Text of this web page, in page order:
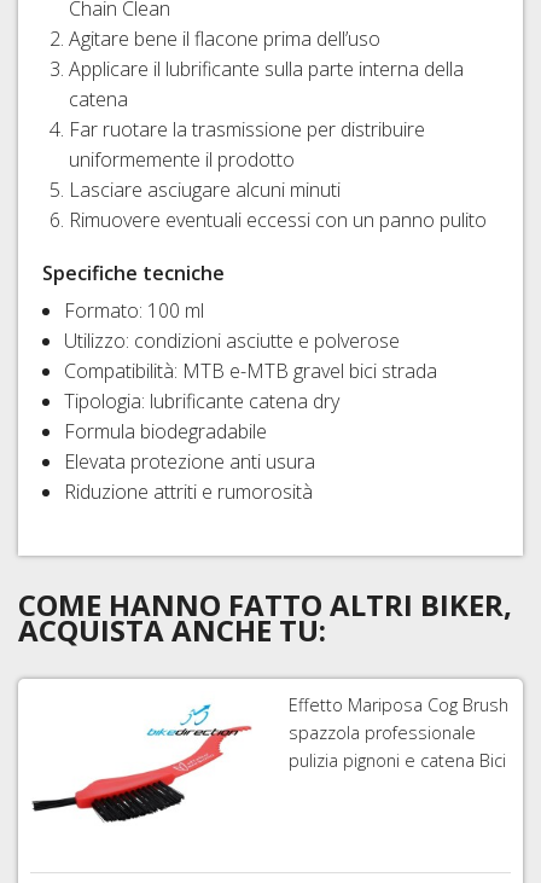
Chain Clean
Agitare bene il flacone prima dell’uso
Applicare il lubrificante sulla parte interna della
catena
Far ruotare la trasmissione per distribuire
uniformemente il prodotto
Lasciare asciugare alcuni minuti
Rimuovere eventuali eccessi con un panno pulito
Specifiche tecniche
Formato: 100 ml
Utilizzo: condizioni asciutte e polverose
Compatibilità: MTB e-MTB gravel bici strada
Tipologia: lubrificante catena dry
Formula biodegradabile
Elevata protezione anti usura
Riduzione attriti e rumorosità
COME HANNO FATTO ALTRI BIKER,
ACQUISTA ANCHE TU:
Effetto Mariposa Cog Brush
spazzola professionale
pulizia pignoni e catena Bici